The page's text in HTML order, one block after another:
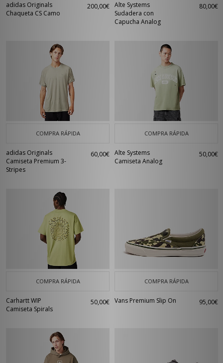
adidas Originals
Chaqueta CS Camo
200,00€ Alte Systems
Sudadera con
Capucha Analog
80,00€
COMPRA RÁPIDA
adidas Originals
Camiseta Premium 3-
Stripes
60,00€
COMPRA RÁPIDA
Alte Systems
Camiseta Analog
50,00€
COMPRA RÁPIDA
Carhartt WIP
Camiseta Spirals
50,00€
COMPRA RÁPIDA
Vans Premium Slip On 95,00€